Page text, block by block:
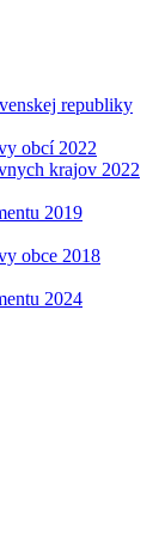
republiky
obcí 2022
krajov 2022
2019
obce 2018
2024